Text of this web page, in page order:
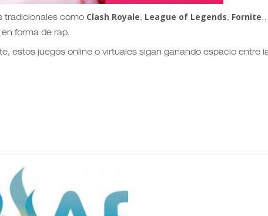
tradicionales como Clash Royale, League of Legends, Fornite
forma de rap.
estos juegos online o virtuales sigan ganando espacio entre